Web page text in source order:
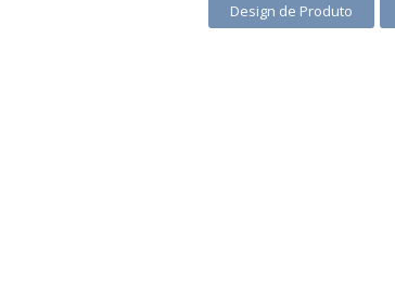
Design de Produto